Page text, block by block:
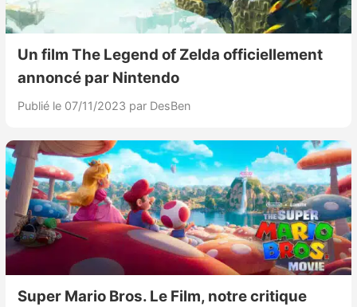
Un film The Legend of Zelda officiellement
annoncé par Nintendo
Publié le 07/11/2023 par DesBen
Super Mario Bros. Le Film, notre critique